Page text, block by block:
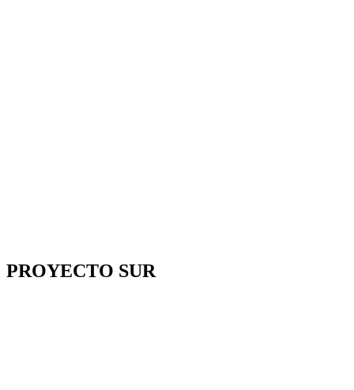
PROYECTO SUR